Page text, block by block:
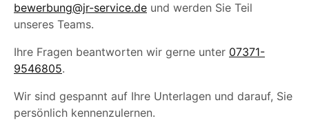
bewerbung@jr-service.de und werden Sie Teil
unseres Teams.
Ihre Fragen beantworten wir gerne unter 07371-
9546805.
Wir sind gespannt auf Ihre Unterlagen und darauf, Sie
persönlich kennenzulernen.